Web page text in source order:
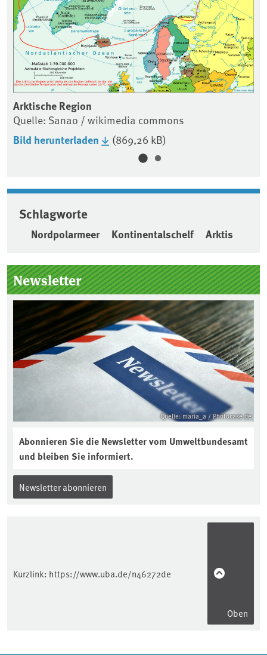
Arktische Region
Quelle: Sanao / wikimedia commons
Bild herunterladen (869,26 kB)
Schlagworte
Nordpolarmeer Kontinentalschelf Arktis
Seitenleiste
Newsletter
Quelle: maria_a / Photocase.de
Abonnieren Sie die Newsletter vom Umweltbundesamt
und bleiben Sie informiert.
Newsletter abonnieren
Kurzlink: https://www.uba.de/n46272de
Oben